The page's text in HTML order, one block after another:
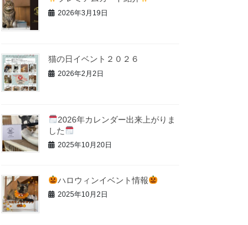
2026年3月19日
猫の日イベント２０２６
2026年2月2日
2026年カレンダー出来上がりま
した
2025年10月20日
ハロウィンイベント情報
2025年10月2日